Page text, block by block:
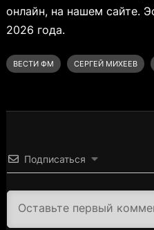
онлайн, на нашем сайте.
2026 года.
ВЕСТИ ФМ СЕРГЕЙ МИХЕЕВ
Подписаться